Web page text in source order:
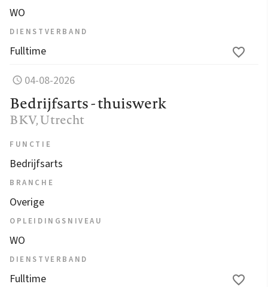
WO
DIENSTVERBAND
Fulltime
04-08-2026
Bedrijfsarts - thuiswerk
BKV, Utrecht
FUNCTIE
Bedrijfsarts
BRANCHE
Overige
OPLEIDINGSNIVEAU
WO
DIENSTVERBAND
Fulltime